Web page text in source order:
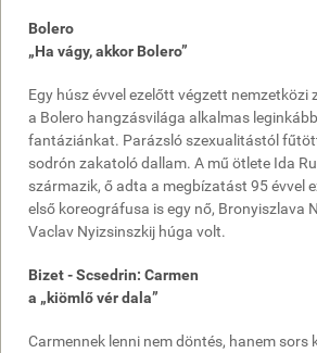
Bolero
„Ha vágy, akkor Bolero”
Egy húsz évvel ezelőtt végzett nemzetközi
a Bolero hangzásvilága alkalmas
fantáziánkat. Parázsló szexualitástól
sodrón zakatoló dallam. A mű ötlete Ida
származik, ő adta a megbízatást 95 évvel
első koreográfusa is egy nő, Bronyiszlava
Vaclav Nyizsinszkij húga volt.
Bizet - Scsedrin: Carmen
a „kiömlő vér dala”
Carmennek lenni nem döntés, hanem sors